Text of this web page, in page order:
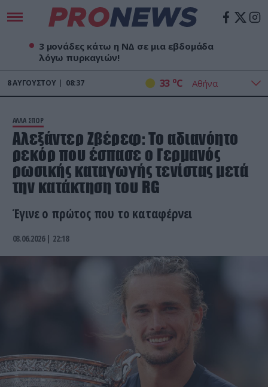
3 μονάδες κάτω η ΝΔ σε μια εβδομάδα
λόγω πυρκαγιών!
8ΑΥΓΟΎΣΤΟΥ 08:37 33 oC
ΑΛΛΑ ΣΠΟΡ
Αλεξάντερ Ζβέρεφ: Το αδιανόητο
ρεκόρ που έσπασε ο Γερμανός
ρωσικής καταγωγής τενίστας μετά
την κατάκτηση του RG
Έγινε ο πρώτος που το καταφέρνει
08.06.2026 | 22:18